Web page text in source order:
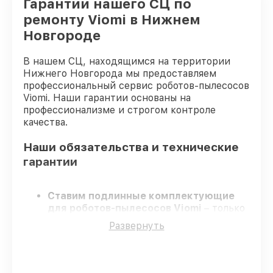
Гарантии нашего СЦ по
ремонту Viomi в Нижнем
Новгороде
В нашем СЦ, находящимся на территории
Нижнего Новгорода мы предоставляем
профессиональный сервис роботов-пылесосов
Viomi. Наши гарантии основаны на
профессионализме и строгом контроле
качества.
Наши обязательства и технические
гарантии
Ставим подлинные комплектующие
для роботов-пылесосов Viomi
– только
заводские запчасти для вашей техники.
Сертифицированные специалисты
Развернуть